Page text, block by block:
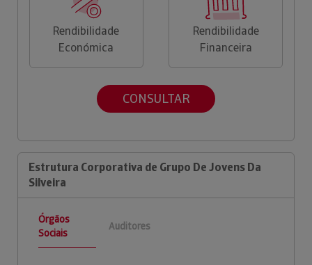
Rendibilidade
Económica
Rendibilidade
Financeira
CONSULTAR
Estrutura Corporativa de Grupo De Jovens Da
Silveira
Órgãos
Sociais
Auditores